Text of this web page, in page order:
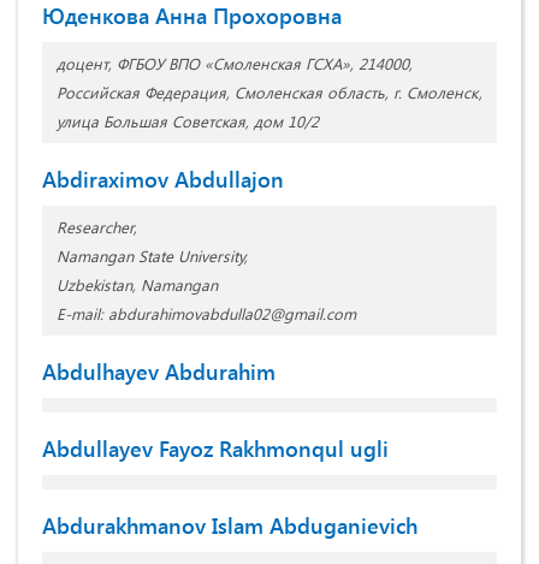
Юденкова Анна Прохоровна
доцент, ФГБОУ ВПО «Смоленская ГСХА», 214000,
Российская Федерация, Смоленская область, г. Смоленск,
улица Большая Советская, дом 10/2
Abdiraximov Abdullajon
Researcher,
Namangan State University,
Uzbekistan, Namangan
E-mail: abdurahimovabdulla02@gmail.com
Abdulhayev Abdurahim
Abdullayev Fayoz Rakhmonqul ugli
Abdurakhmanov Islam Abduganievich